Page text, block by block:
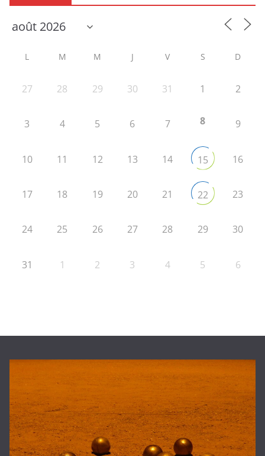
L M M J V S D
27 28 29 30 31 1 2
3 4 5 6 7 8 9
10 11 12 13 14 15 16
17 18 19 20 21 22 23
24 25 26 27 28 29 30
31 1 2 3 4 5 6